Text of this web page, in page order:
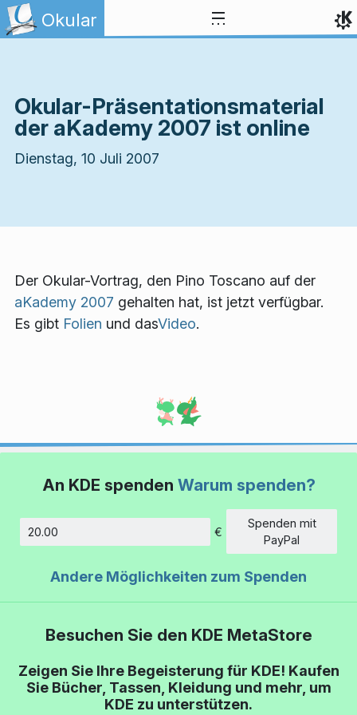
Zum Inhalt springen
Okular
Okular-Präsentationsmaterial
der aKademy 2007 ist online
Dienstag, 10 Juli 2007
Der Okular-Vortrag, den Pino Toscano auf der
aKademy 2007 gehalten hat, ist jetzt verfügbar.
Es gibt Folien und dasVideo.
An KDE spenden Warum spenden?
€
Spenden mit
PayPal
Andere Möglichkeiten zum Spenden
Besuchen Sie den KDE MetaStore
Zeigen Sie Ihre Begeisterung für KDE! Kaufen
Sie Bücher, Tassen, Kleidung und mehr, um
KDE zu unterstützen.